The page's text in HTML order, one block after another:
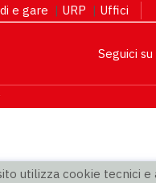
utilizza cookie tecnici e
e gare | URP | Uffici
Seguici su